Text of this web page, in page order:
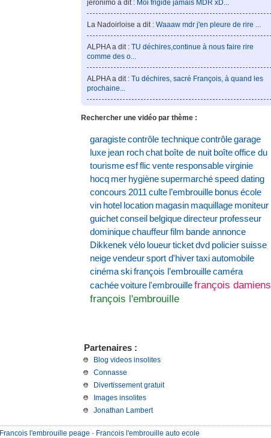
jeronimo a dit : Moi frigide jamais MDR xD...
La Nadoirloise a dit : Waaaw mdr j'en pleure de rire ...
ALPHA a dit : TU déchires,continue à nous faire rire
comme des o...
ALPHA a dit : Tu déchires, sacré François, à quand les
prochaine...
Rechercher une vidéo par thème :
garagistecontrôle techniquecontrôlegarage
luxe jean rochchat boîte de nuit boîteoffice du
tourismeesfflic vente responsablevirginie
hocq mer hygiènesupermarchéspeed dating
concours 2011 culte l’embrouille bonus école
vin hotel location magasin maquillage moniteur
guichetconseil belgiquedirecteur professeur
dominiquechauffeurfilm bande annonce
Dikkenek vélo loueurticketdvd policiersuisse
neigevendeursport d'hivertaxiautomobile
cinémaskifrançois l’embrouillecaméra
cachéevoiture l'embrouillefrançois damiens
françois l'embrouille
Partenaires :
Blog videos insolites
Connasse
Divertissement gratuit
Images insolites
Jonathan Lambert
Francois l'embrouille peage - Francois l'embrouille auto ecole